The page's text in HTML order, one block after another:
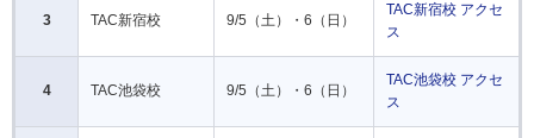
3 TAC新宿校 9/5（土）・6（日）
TAC新宿校 アクセ
ス
4 TAC池袋校 9/5（土）・6（日）
TAC池袋校 アクセ
ス